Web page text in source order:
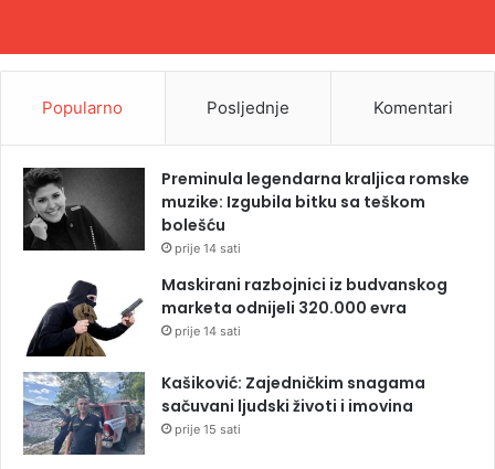
Popularno Posljednje Komentari
Preminula legendarna kraljica romske
muzike: Izgubila bitku sa teškom
bolešću
prije 14 sati
Maskirani razbojnici iz budvanskog
marketa odnijeli 320.000 evra
prije 14 sati
Kašiković: Zajedničkim snagama
sačuvani ljudski životi i imovina
prije 15 sati